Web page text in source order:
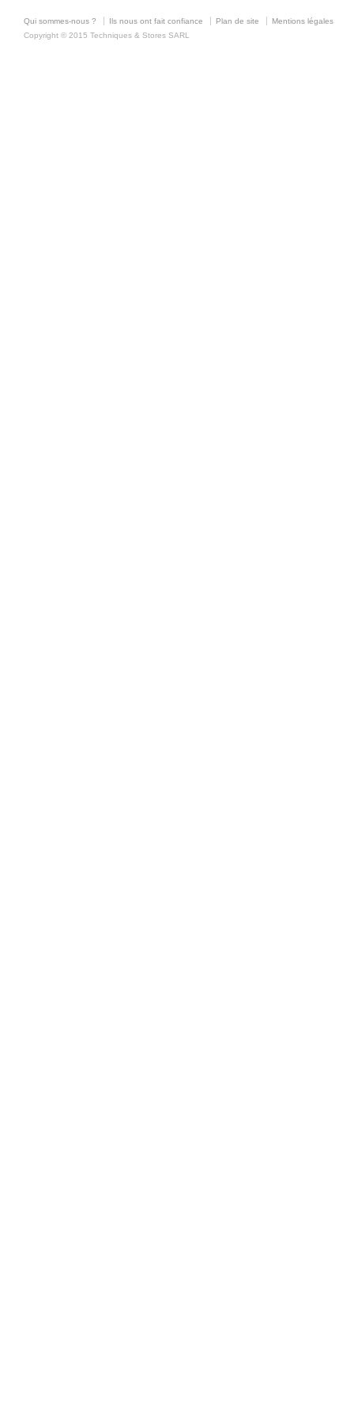
Qui sommes-nous ? Ils nous ont fait confiance Plan de site
Mentions légales
Copyright © 2015 Techniques & Stores SARL